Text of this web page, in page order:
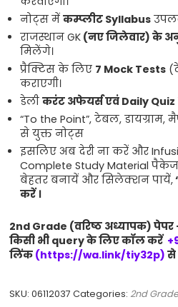
नोट्स में कम्प्लीट Syllabus
राजस्थान GK(नए जिलेवार) के
मिलेंगे।
प्रैक्टिस के लिए 7 Mock Tests
कराएगी।
डेली करंट अफेयर्सएवं Daily Quiz
“To the Point”, टेबल, डायग्राम,
से युक्त नोट्स
इसलिए अब देरी ना करें और
Complete Study Material
बेहतर बनायें और सिलेक्शन पायें,
करें ।
2nd Grade (वरिष्ठ अध्यापक) पेपर
किसी भी queryके लिए कॉल करें
लिंक (https://wa.link/tiy32p) से
SKU: 06112037 Categories: 2nd